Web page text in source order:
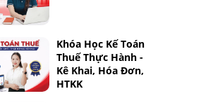
Khóa Học Kế Toán
Thuế Thực Hành -
Kê Khai, Hóa Đơn,
HTKK